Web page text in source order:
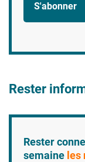
S'abonner
Rester
Rester
semaine